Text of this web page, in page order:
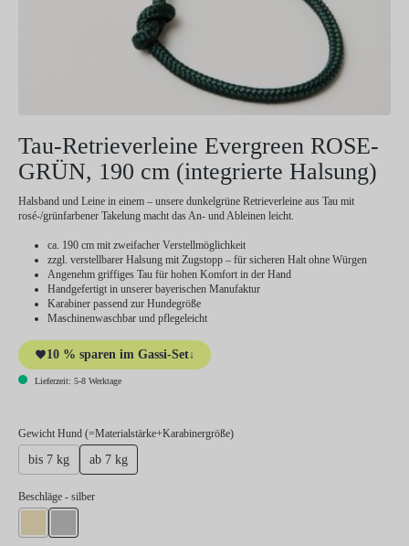
Tau-Retrieverleine Evergreen ROSE-
GRÜN, 190 cm (integrierte Halsung)
Halsband und Leine in einem – unsere dunkelgrüne Retrieverleine aus Tau mit
rosé-/grünfarbener Takelung macht das An- und Ableinen leicht.
ca. 190 cm mit zweifacher Verstellmöglichkeit
zzgl. verstellbarer Halsung mit Zugstopp – für sicheren Halt ohne Würgen
Angenehm griffiges Tau für hohen Komfort in der Hand
Handgefertigt in unserer bayerischen Manufaktur
Karabiner passend zur Hundegröße
Maschinenwaschbar und pflegeleicht
10 % sparen im Gassi-Set↓
Lieferzeit: 5-8 Werktage
Gewicht Hund (=Materialstärke+Karabinergröße)auswählen
bis 7 kg ab 7 kg
Beschlägeauswählen
- silber